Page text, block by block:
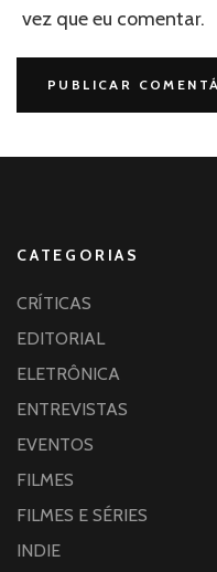
vez que eu comentar.
CATEGORIAS
CRÍTICAS
EDITORIAL
ELETRÔNICA
ENTREVISTAS
EVENTOS
FILMES
FILMES E SÉRIES
INDIE